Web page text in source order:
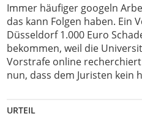
Immer häufiger googeln
das kann Folgen haben. Ein
Düsseldorf 1.000 Euro
bekommen, weil die
Vorstrafe online
nun, dass dem Juristen kein
URTEIL